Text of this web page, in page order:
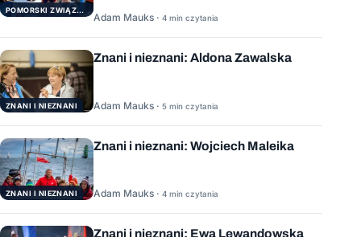
POMORSKI ZWIĄZEK ŻEGLARSKI
Adam Mauks · 4 min czytania
ZNANI I NIEZNANI
Znani i nieznani: Aldona Zawalska
Adam Mauks · 5 min czytania
ZNANI I NIEZNANI
Znani i nieznani: Wojciech Maleika
Adam Mauks · 4 min czytania
Znani i nieznani: Ewa Lewandowska